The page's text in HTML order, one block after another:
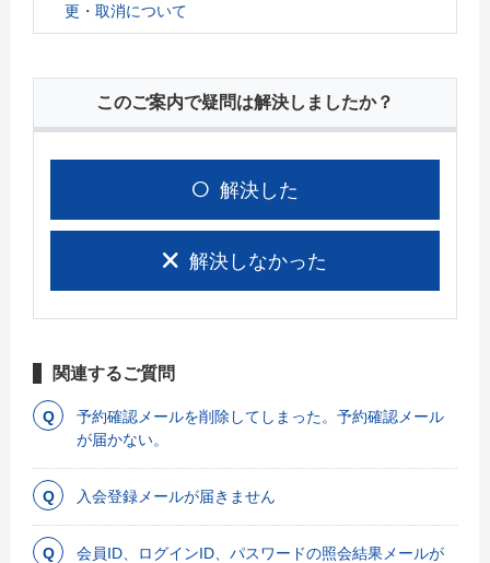
更・取消について
このご案内で疑問は解決しましたか？
解決した
解決しなかった
関連するご質問
予約確認メールを削除してしまった。予約確認メール
が届かない。
入会登録メールが届きません
会員ID、ログインID、パスワードの照会結果メールが